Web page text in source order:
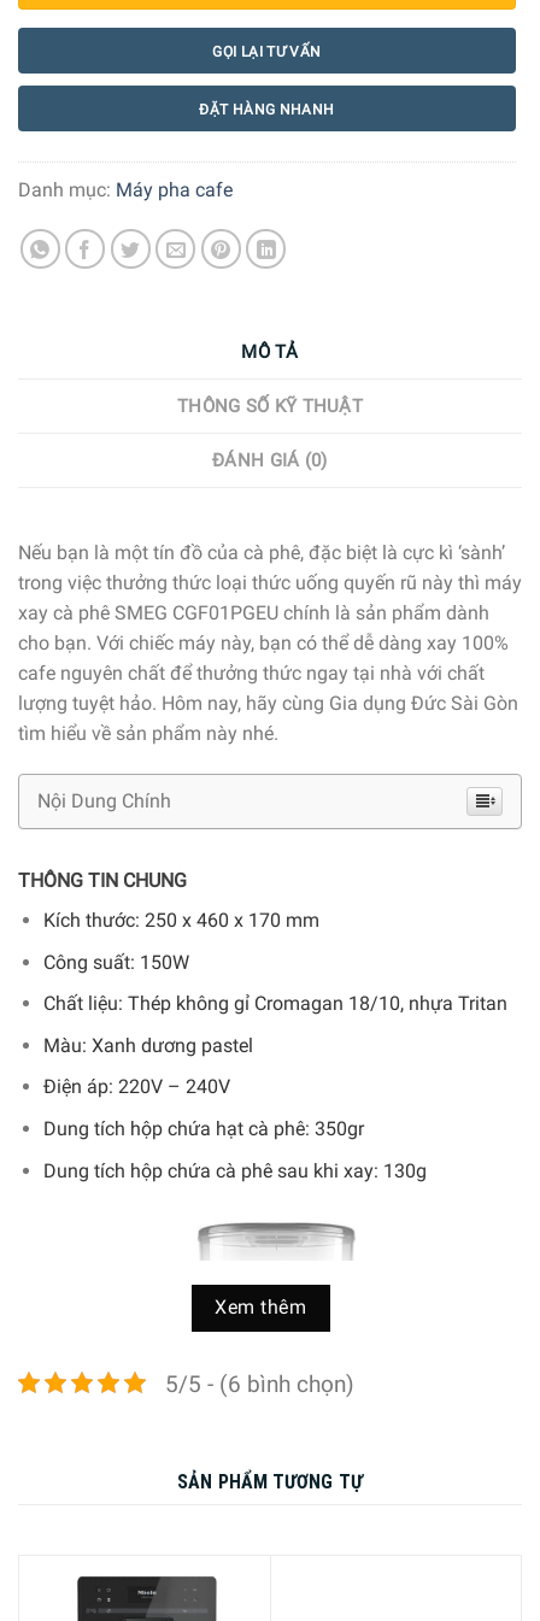
GỌI LẠI TƯ VẤN
ĐẶT HÀNG NHANH
Danh mục: Máy pha cafe
MÔ TẢ
THÔNG SỐ KỸ THUẬT
ĐÁNH GIÁ (0)
Nếu bạn là một tín đồ của cà phê, đặc biệt là cực kì ‘sành’
trong việc thưởng thức loại thức uống quyến rũ này thì máy
xay cà phê SMEG CGF01PGEU chính là sản phẩm dành
cho bạn. Với chiếc máy này, bạn có thể dễ dàng xay 100%
cafe nguyên chất để thưởng thức ngay tại nhà với chất
lượng tuyệt hảo. Hôm nay, hãy cùng Gia dụng Đức Sài Gòn
tìm hiểu về sản phẩm này nhé.
Nội Dung Chính
THÔNG TIN CHUNG
Kích thước: 250 x 460 x 170 mm
Công suất: 150W
Chất liệu: Thép không gỉ Cromagan 18/10, nhựa Tritan
Màu: Xanh dương pastel
Điện áp: 220V – 240V
Dung tích hộp chứa hạt cà phê: 350gr
Dung tích hộp chứa cà phê sau khi xay: 130g
Xem thêm
5/5 - (6 bình chọn)
SẢN PHẨM TƯƠNG TỰ